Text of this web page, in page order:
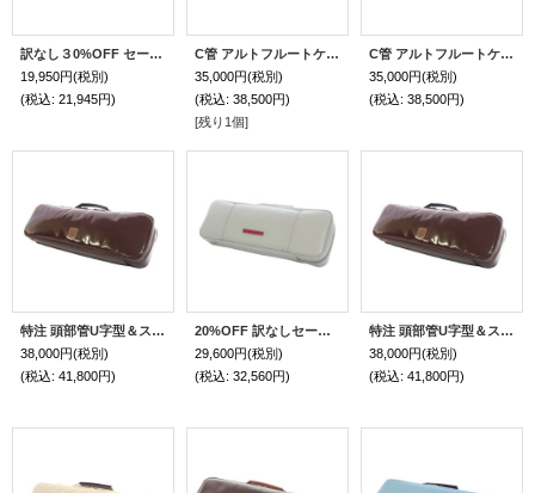
訳なし３0%OFF セール C管 フルート＆ピッコロ 横置き型ケースガード「Grand Master2/wf」ヴァイオレット / ホワイト
19,950円(税別)
(税込: 21,945円)
C管 アルトフルートケースガード「Krysar/wf」チョコ/ゴールド
35,000円(税別)
(税込: 38,500円)
[残り1個]
C管 アルトフルートケースガード「Krysar/wf」マットブラック
35,000円(税別)
(税込: 38,500円)
特注 頭部管U字型＆ストレート共用サイズ C管 アルトフルートケースガード「Krysar2/wf」光沢チョコ / 本革チョコ巻きハンドル
38,000円(税別)
(税込: 41,800円)
20%OFF 訳なしセール C管＆H管 フルートダブルケース「Bullitt/wf」マットライトグレー
29,600円(税別)
(税込: 32,560円)
特注 頭部管U字型＆ストレート共用サイズ C管 アルトフルートケースガード「Krysar2/wf」光沢チョコ / 本革チョコ巻きハンドル
38,000円(税別)
(税込: 41,800円)